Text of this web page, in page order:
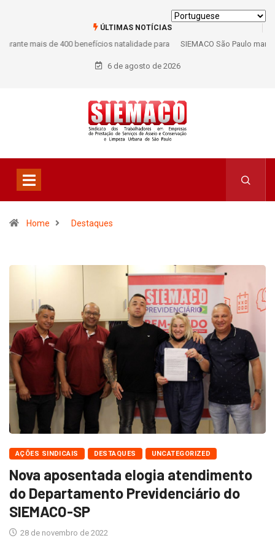
ÚLTIMAS NOTÍCIAS
SIEMACO São Paulo marca presença em conferência internacional que
debate os desafios do setor de limpeza e segurança
6 de agosto de 2026
Home Destaques
AÇÕES SINDICAIS DESTAQUES UNCATEGORIZED
Nova aposentada elogia atendimento
do Departamento Previdenciário do
SIEMACO-SP
28 de novembro de 2022